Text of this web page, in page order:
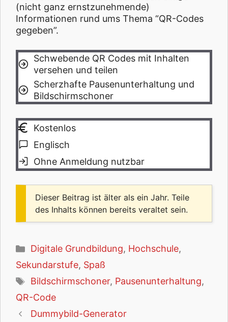
(nicht ganz ernstzunehmende)
Informationen rund ums Thema “QR-Codes
gegeben”.
Schwebende QR Codes mit Inhalten
versehen und teilen
Scherzhafte Pausenunterhaltung und
Bildschirmschoner
Kostenlos
Englisch
Ohne Anmeldung nutzbar
Dieser Beitrag ist älter als ein Jahr. Teile
des Inhalts können bereits veraltet sein.
Kategorien
Digitale Grundbildung, Hochschule,
Sekundarstufe, Spaß
Schlagwörter
Bildschirmschoner, Pausenunterhaltung,
QR-Code
Dummybild-Generator